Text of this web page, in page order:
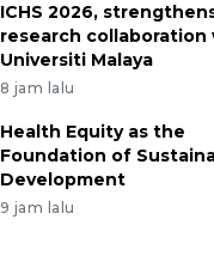
ICHS 2026,
research collaboration
Universiti Malaya
8 jam lalu
Health Equity as the
Foundation of
Development
9 jam lalu